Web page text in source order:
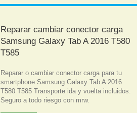
Reparar cambiar conector carga
Samsung Galaxy Tab A 2016 T580
T585
Reparar o cambiar conector carga para tu
smartphone Samsung Galaxy Tab A 2016
T580 T585 Transporte ida y vuelta incluidos.
Seguro a todo riesgo con mrw.